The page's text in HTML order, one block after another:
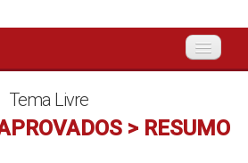
Tema Livre
> RESUMO